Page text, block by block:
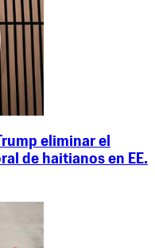
eliminar el
de haitianos en EE.